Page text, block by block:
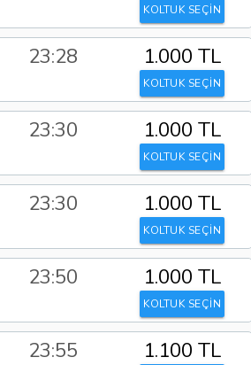
KOLTUK SEÇİN
23:28 1.000 TL
KOLTUK SEÇİN
23:30 1.000 TL
KOLTUK SEÇİN
23:30 1.000 TL
KOLTUK SEÇİN
23:50 1.000 TL
KOLTUK SEÇİN
23:55 1.100 TL